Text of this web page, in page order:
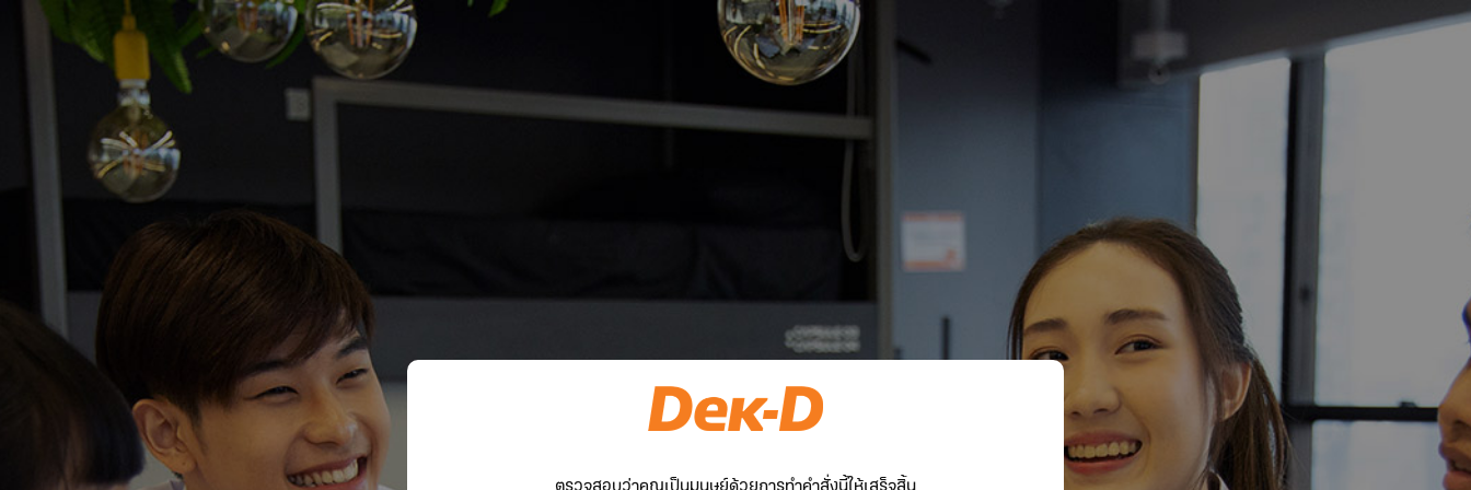
ตรวจสอบว่าคุณเป็นมนุษย์ด้วยการทำคำสั่งนี้ให้เสร็จสิ้น